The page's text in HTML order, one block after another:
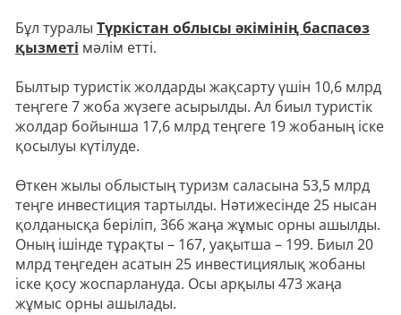
Бұл туралы Түркістан облысы әкімінің баспасөз
қызметі мәлім етті.
Былтыр туристік жолдарды жақсарту үшін 10,6 млрд
теңгеге 7 жоба жүзеге асырылды. Ал биыл туристік
жолдар бойынша 17,6 млрд теңгеге 19 жобаның іске
қосылуы күтілуде.
Өткен жылы облыстың туризм саласына 53,5 млрд
теңге инвестиция тартылды. Нәтижесінде 25 нысан
қолданысқа беріліп, 366 жаңа жұмыс орны ашылды.
Оның ішінде тұрақты – 167, уақытша – 199. Биыл 20
млрд теңгеден асатын 25 инвестициялық жобаны
іске қосу жоспарлануда. Осы арқылы 473 жаңа
жұмыс орны ашылады.